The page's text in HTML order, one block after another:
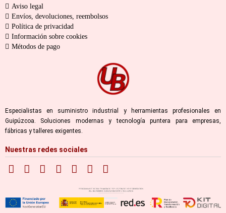
Aviso legal
Envíos, devoluciones, reembolsos
Política de privacidad
Información sobre cookies
Métodos de pago
Especialistas en suministro industrial y herramientas profesionales en
Guipúzcoa. Soluciones modernas y tecnología puntera para empresas,
fábricas y talleres exigentes.
Nuestras redes sociales